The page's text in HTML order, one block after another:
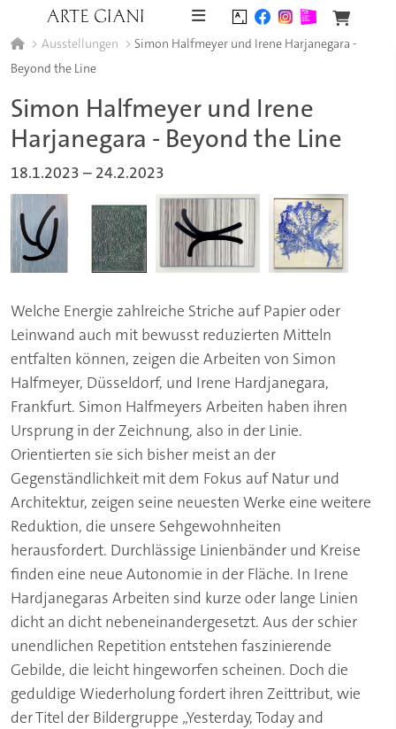
Skip to content
Ausstellungen
Simon Halfmeyer und Irene Harjanegara -
Beyond the Line
Simon Halfmeyer und Irene
Harjanegara - Beyond the Line
18.1.2023 – 24.2.2023
Welche Energie zahlreiche Striche auf Papier oder
Leinwand auch mit bewusst reduzierten Mitteln
entfalten können, zeigen die Arbeiten von Simon
Halfmeyer, Düsseldorf, und Irene Hardjanegara,
Frankfurt. Simon Halfmeyers Arbeiten haben ihren
Ursprung in der Zeichnung, also in der Linie.
Orientierten sie sich bisher meist an der
Gegenständlichkeit mit dem Fokus auf Natur und
Architektur, zeigen seine neuesten Werke eine weitere
Reduktion, die unsere Sehgewohnheiten
herausfordert. Durchlässige Linienbänder und Kreise
finden eine neue Autonomie in der Fläche. In Irene
Hardjanegaras Arbeiten sind kurze oder lange Linien
dicht an dicht nebeneinandergesetzt. Aus der schier
unendlichen Repetition entstehen faszinierende
Gebilde, die leicht hingeworfen scheinen. Doch die
geduldige Wiederholung fordert ihren Zeittribut, wie
der Titel der Bildergruppe „Yesterday, Today and